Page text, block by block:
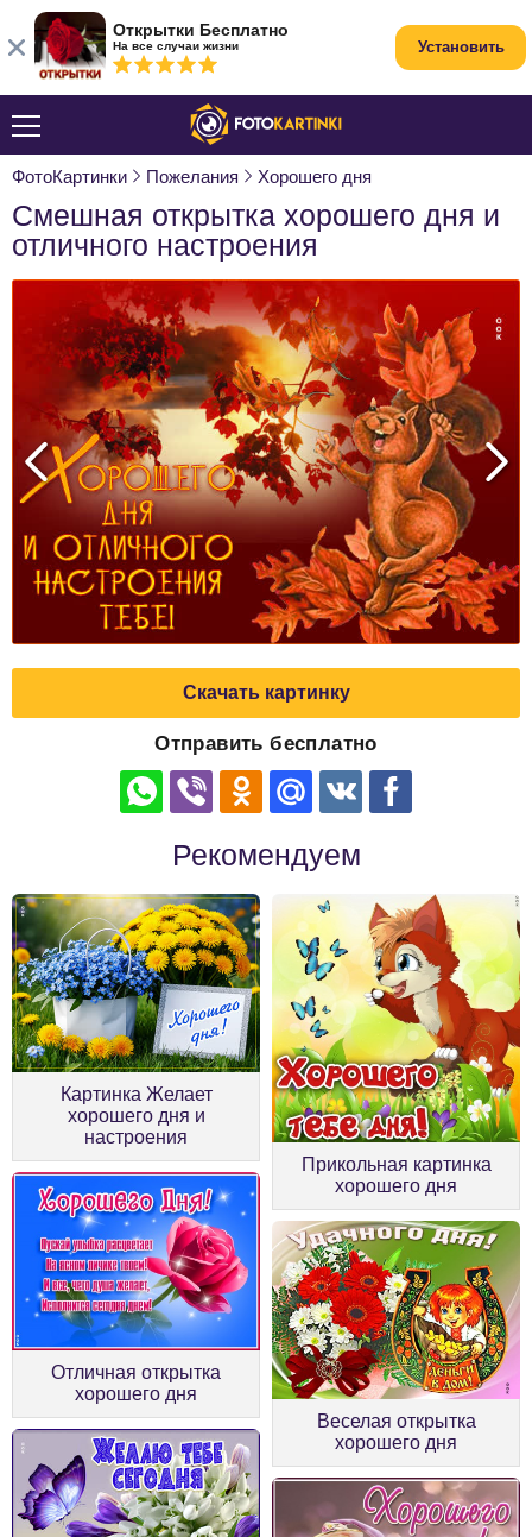
ФотоКартинки Пожелания Хорошего дня
Смешная открытка хорошего дня и
отличного настроения
Скачать картинку
Отправить бесплатно
Рекомендуем
Картинка Желает
хорошего дня и
настроения
Прикольная картинка
хорошего дня
Отличная открытка
хорошего дня
Веселая открытка
хорошего дня
Открытки Бесплатно
На все случаи жизни Установить